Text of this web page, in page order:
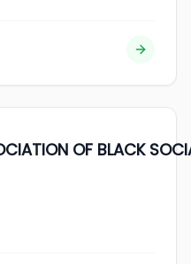
OF BLACK